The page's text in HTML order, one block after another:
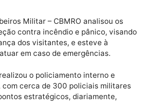
o público. Da disputa,
peões, sendo que cinco deles
em dinheiro. O primeiro lugar com
com R$ 8 mil; o terceiro com R$ 5
3 mil, e o quinto com R$ 1 mil.
pelo Acre, o segundo, o quarto
Rondônia, e a terceira colocação